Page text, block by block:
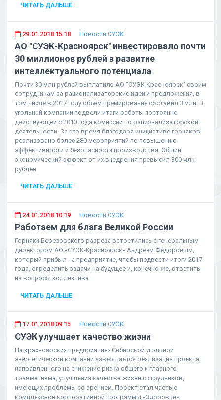
ЧИТАТЬ ДАЛЬШЕ
29.01.2018 15:18 Новости СУЭК
АО "СУЭК-Красноярск" инвестировало почти
30 миллионов рублей в развитие
интеллектуального потенциала
Почти 30 млн рублей выплатило АО "СУЭК-Красноярск" своим
сотрудникам за рационализаторские идеи и предложения, в
том числе в 2017 году объем премирования составил 3 млн. В
угольной компании подвели итоги работы постоянно
действующей с 2010 года комиссии по рационализаторской
деятельности. За это время благодаря инициативе горняков
реализовано более 280 мероприятий по повышению
эффективности и безопасности производства. Общий
экономический эффект от их внедрения превысил 300 млн
рублей.
ЧИТАТЬ ДАЛЬШЕ
24.01.2018 10:19 Новости СУЭК
Работаем для блага Великой России
Горняки Березовского разреза встретились с генеральным
директором АО «СУЭК-Красноярск» Андреем Федоровым,
который прибыл на предприятие, чтобы подвести итоги 2017
года, определить задачи на будущее и, конечно же, ответить
на вопросы коллектива.
ЧИТАТЬ ДАЛЬШЕ
17.01.2018 09:15 Новости СУЭК
СУЭК улучшает качество жизни
На красноярских предприятиях Сибирской угольной
энергетической компании завершается реализация проекта,
направленного на снижение риска общего и глазного
травматизма, улучшения качества жизни сотрудников,
имеющих проблемы со зрением. Проект стал частью
комплексной корпоративной программы «Здоровье»,